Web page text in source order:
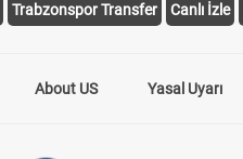
Trabzonspor Transfer Canlı İzle
About US Yasal Uyarı